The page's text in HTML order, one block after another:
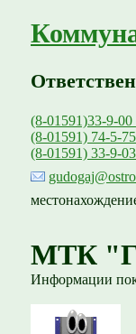
(8-01591)33-9-
(8-01591) 74-5-
(8-01591) 33-9-
МТК
Информации